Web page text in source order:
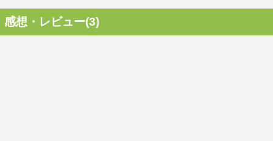
感想・レビュー(3)